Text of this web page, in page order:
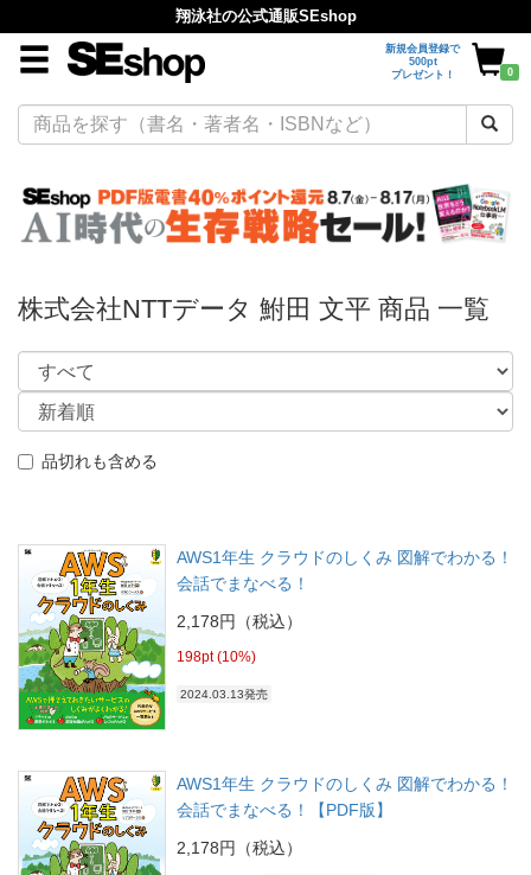
翔泳社の公式通販SEshop
新規会員登録で
500pt
プレゼント！
0
株式会社NTTデータ 鮒田 文平 商品 一覧
品切れも含める
AWS1年生 クラウドのしくみ 図解でわかる！
会話でまなべる！
2,178円（税込）
198pt (10%)
2024.03.13発売
AWS1年生 クラウドのしくみ 図解でわかる！
会話でまなべる！【PDF版】
2,178円（税込）